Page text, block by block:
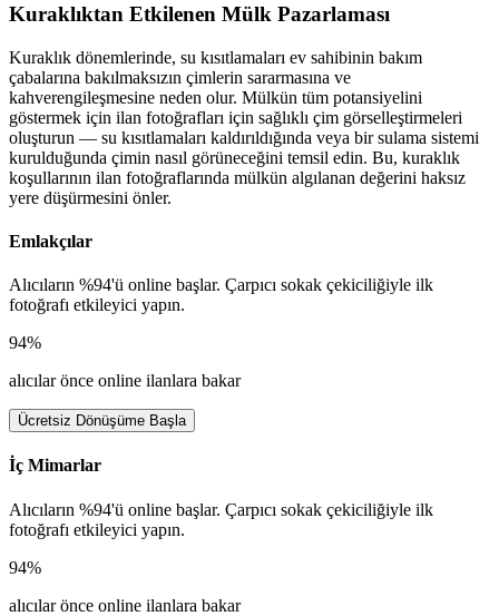
Kuraklıktan Etkilenen Mülk Pazarlaması
Kuraklık dönemlerinde, su kısıtlamaları ev sahibinin bakım
çabalarına bakılmaksızın çimlerin sararmasına ve
kahverengileşmesine neden olur. Mülkün tüm potansiyelini
göstermek için ilan fotoğrafları için sağlıklı çim görselleştirmeleri
oluşturun — su kısıtlamaları kaldırıldığında veya bir sulama sistemi
kurulduğunda çimin nasıl görüneceğini temsil edin. Bu, kuraklık
koşullarının ilan fotoğraflarında mülkün algılanan değerini haksız
yere düşürmesini önler.
Emlakçılar
Alıcıların %94'ü online başlar. Çarpıcı sokak çekiciliğiyle ilk
fotoğrafı etkileyici yapın.
94%
alıcılar önce online ilanlara bakar
Ücretsiz Dönüşüme Başla
İç Mimarlar
Alıcıların %94'ü online başlar. Çarpıcı sokak çekiciliğiyle ilk
fotoğrafı etkileyici yapın.
94%
alıcılar önce online ilanlara bakar